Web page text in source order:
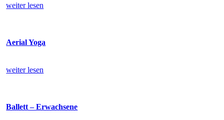
weiter lesen
Aerial Yoga
weiter lesen
Ballett – Erwachsene